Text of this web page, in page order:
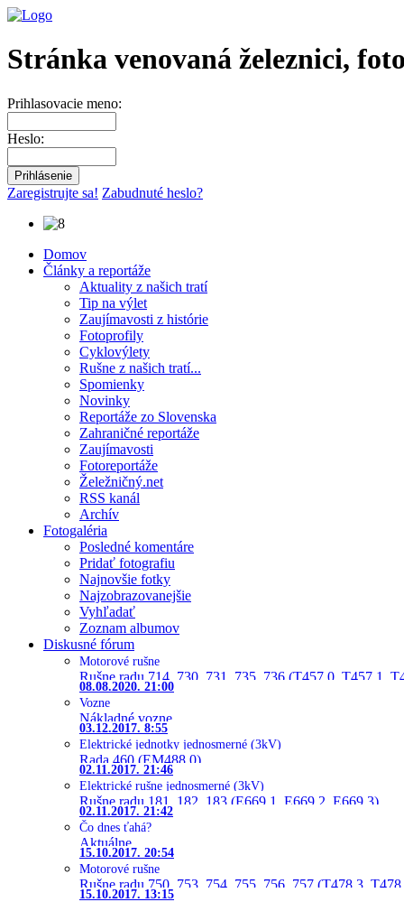
Stránka venovaná železnici,
Prihlasovacie meno:
Heslo:
Zaregistrujte sa! Zabudnuté heslo?
Domov
Články a reportáže
Aktuality z našich tratí
Tip na výlet
Zaujímavosti z histórie
Fotoprofily
Cyklovýlety
Rušne z našich tratí...
Spomienky
Novinky
Reportáže zo Slovenska
Zahraničné reportáže
Zaujímavosti
Fotoreportáže
Želežničný.net
RSS kanál
Archív
Fotogaléria
Posledné komentáre
Pridať fotografiu
Najnovšie fotky
Najzobrazovanejšie
Vyhľadať
Zoznam albumov
Diskusné fórum
Motorové rušne
Rušne radu 714, 730, 731, 735, 736 (T457.0, T457.1,
08.08.2020. 21:00
Vozne
Nákladné vozne
03.12.2017. 8:55
Elektrické jednotky jednosmerné (3kV)
Rada 460 (EM488.0)
02.11.2017. 21:46
Elektrické rušne jednosmerné (3kV)
Rušne radu 181, 182, 183 (E669.1, E669.2, E669.3)
02.11.2017. 21:42
Čo dnes ťahá?
Aktuálne
15.10.2017. 20:54
Motorové rušne
Rušne radu 750, 753, 754, 755, 756, 757 (T478.3,
15.10.2017. 13:15